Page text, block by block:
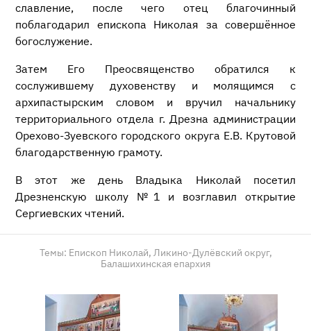
славление, после чего отец благочинный
поблагодарил епископа Николая за совершённое
богослужение.
Затем Его Преосвященство обратился к
сослужившему духовенству и молящимся с
архипастырским словом и вручил начальнику
территориального отдела г. Дрезна администрации
Орехово-Зуевского городского округа Е.В. Крутовой
благодарственную грамоту.
В этот же день Владыка Николай посетил
Дрезненскую школу №1 и возглавил открытие
Сергиевских чтений.
Темы: Епископ Николай, Ликино-Дулёвский округ,
Балашихинская епархия